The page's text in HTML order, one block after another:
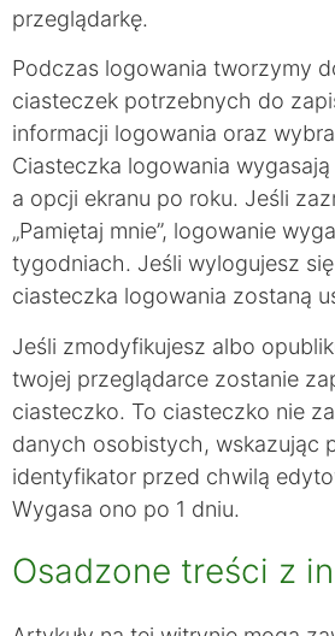
przeglądarkę.
Podczas logowania tworzymy
ciasteczek potrzebnych do
informacji logowania oraz
Ciasteczka logowania
a opcji ekranu po roku. Jeśli
„Pamiętaj mnie”, logowanie
tygodniach. Jeśli wylogujesz
ciasteczka logowania zostaną
Jeśli zmodyfikujesz albo
twojej przeglądarce zostanie
ciasteczko. To ciasteczko nie
danych osobistych, wskazując
identyfikator przed chwilą
Wygasa ono po 1 dniu.
Osadzone treści z